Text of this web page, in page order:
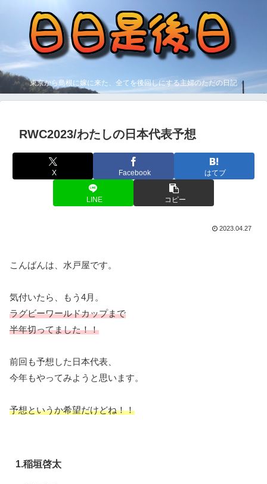
東京から島根に嫁に来た、全てを後回しにする主婦のただの日記
RWC2023/わたしの日本代表予想
X Facebook はてブ
LINE コピー
2023.04.27
こんばんは、水戸屋です。
気付いたら、もう4月。
ラグビーワールドカップまで
半年切ってました！！
前回も予想した日本代表、
今年もやってみようと思います。
予想というか希望だけどね！！
1.稲垣啓太